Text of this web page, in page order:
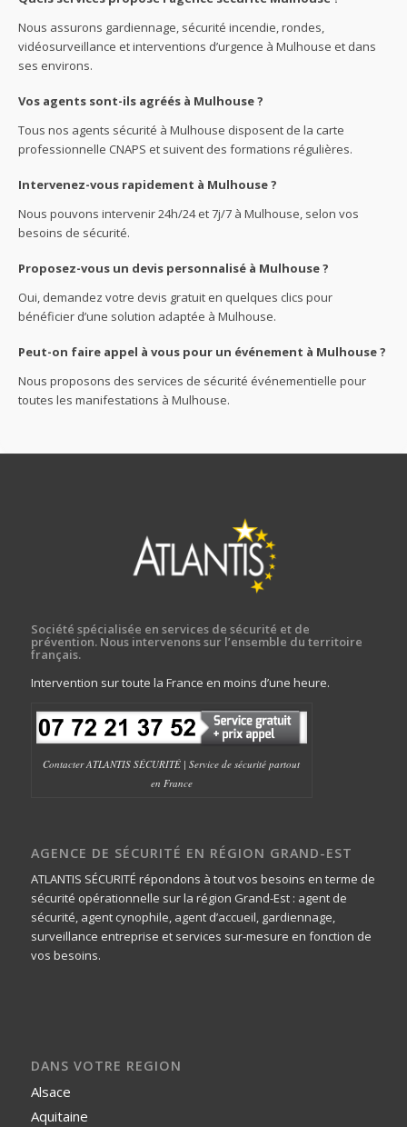
Nous assurons gardiennage, sécurité incendie, rondes,
vidéosurveillance et interventions d’urgence à Mulhouse et dans
ses environs.
Vos agents sont-ils agréés à Mulhouse ?
Tous nos agents sécurité à Mulhouse disposent de la carte
professionnelle CNAPS et suivent des formations régulières.
Intervenez-vous rapidement à Mulhouse ?
Nous pouvons intervenir 24h/24 et 7j/7 à Mulhouse, selon vos
besoins de sécurité.
Proposez-vous un devis personnalisé à Mulhouse ?
Oui, demandez votre devis gratuit en quelques clics pour
bénéficier d’une solution adaptée à Mulhouse.
Peut-on faire appel à vous pour un événement à Mulhouse ?
Nous proposons des services de sécurité événementielle pour
toutes les manifestations à Mulhouse.
Société spécialisée en services de sécurité et de
prévention. Nous intervenons sur l’ensemble du territoire
français.
Intervention sur toute la France en moins d’une heure.
Contacter ATLANTIS SÉCURITÉ | Service de sécurité partout
en France
AGENCE DE SÉCURITÉ EN RÉGION GRAND-EST
ATLANTIS SÉCURITÉ répondons à tout vos besoins en terme de
sécurité opérationnelle sur la région Grand-Est : agent de
sécurité, agent cynophile, agent d’accueil, gardiennage,
surveillance entreprise et services sur-mesure en fonction de
vos besoins.
DANS VOTRE REGION
Alsace
Aquitaine